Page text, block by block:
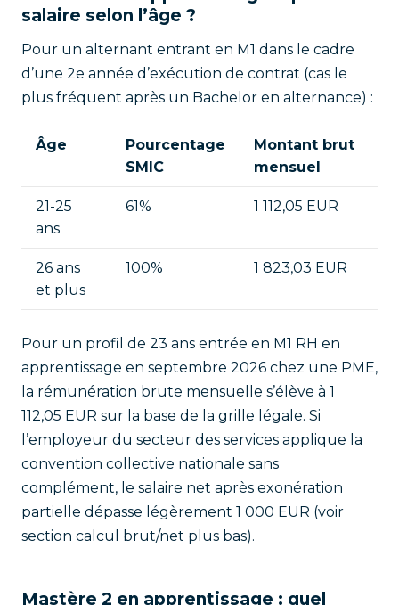
salaire selon l’âge ?
Pour un alternant entrant en M1 dans le cadre
d’une 2e année d’exécution de contrat (cas le
plus fréquent après un Bachelor en alternance) :
Âge
Pourcentage
SMIC
Montant brut
mensuel
21-25
ans
61% 1 112,05 EUR
26 ans
et plus
100% 1 823,03 EUR
Pour un profil de 23 ans entrée en M1 RH en
apprentissage en septembre 2026 chez une PME,
la rémunération brute mensuelle s’élève à 1
112,05 EUR sur la base de la grille légale. Si
l’employeur du secteur des services applique la
convention collective nationale sans
complément, le salaire net après exonération
partielle dépasse légèrement 1 000 EUR (voir
section calcul brut/net plus bas).
Mastère 2 en apprentissage : quel